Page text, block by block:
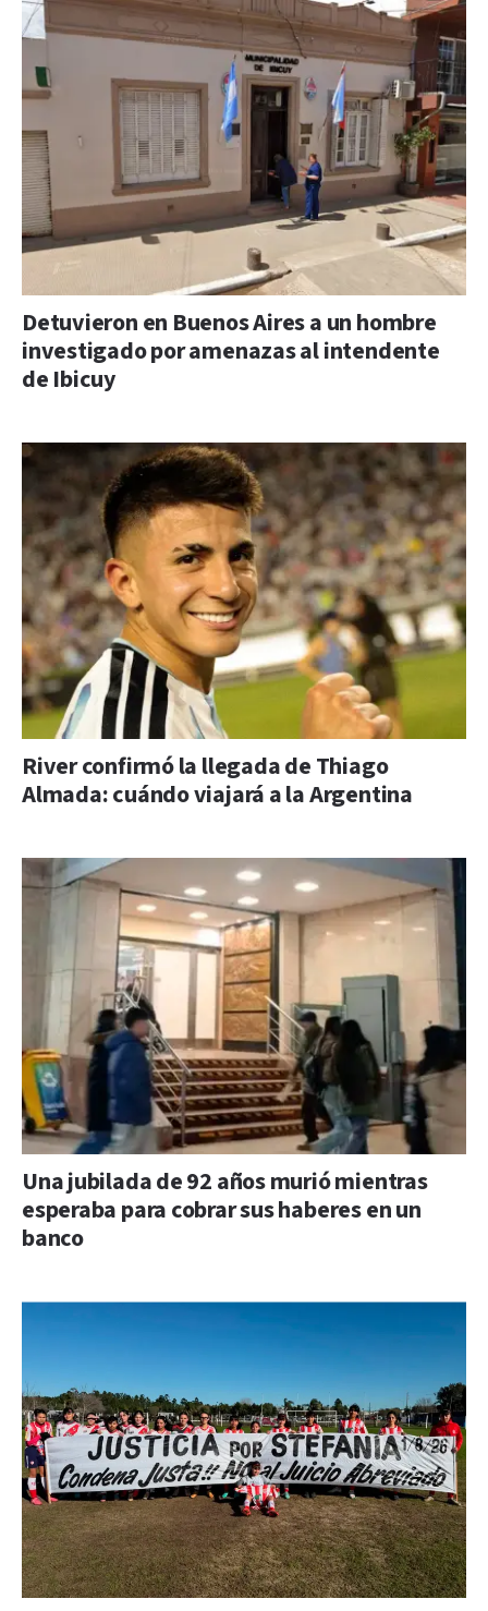
Detuvieron en Buenos Aires a un hombre
investigado por amenazas al intendente
de Ibicuy
River confirmó la llegada de Thiago
Almada: cuándo viajará a la Argentina
Una jubilada de 92 años murió mientras
esperaba para cobrar sus haberes en un
banco